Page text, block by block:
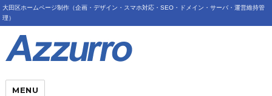
大田区ホームページ制作（企画・デザイン・スマホ対応・SEO・ドメイン・サーバ・運営維持管
理）
MENU